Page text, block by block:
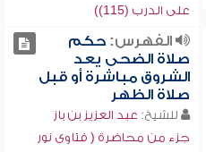
على الدرب (115))
الفهرس:حكم
صلاة الضحى يعد
الشروق مباشرة أو قبل
صلاة الظهر
للشيخ: عبد العزيز بن باز
جزء من محاضرة ( فتاوى نور